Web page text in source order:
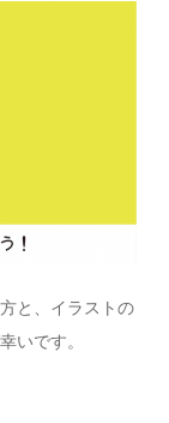
と、イラストの
いです。